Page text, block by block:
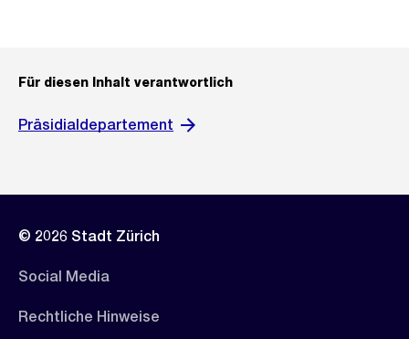
Für diesen Inhalt verantwortlich
Präsidialdepartement
© 2026 Stadt Zürich
Social Media
Rechtliche Hinweise